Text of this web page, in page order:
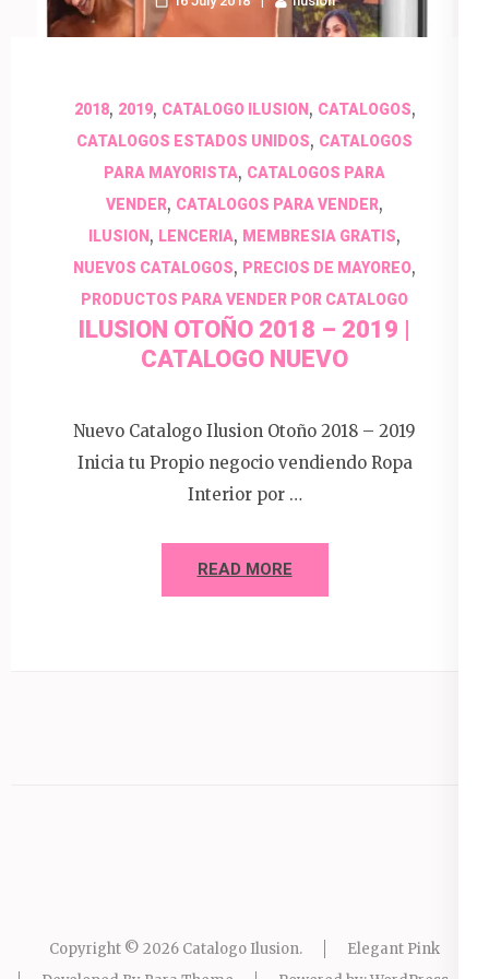
2018, 2019, CATALOGO ILUSION, CATALOGOS,
CATALOGOS ESTADOS UNIDOS, CATALOGOS
PARA MAYORISTA, CATALOGOS PARA
VENDER, CATALOGOS PARA VENDER,
ILUSION , LENCERIA, MEMBRESIA GRATIS,
NUEVOS CATALOGOS, PRECIOS DE MAYOREO,
PRODUCTOS PARA VENDER POR CATALOGO
ILUSION OTOÑO 2018 – 2019 |
CATALOGO NUEVO
Nuevo Catalogo Ilusion Otoño 2018 – 2019
Inicia tu Propio negocio vendiendo Ropa
Interior por …
READ MORE
Copyright © 2026 Catalogo Ilusion.
Elegant Pink